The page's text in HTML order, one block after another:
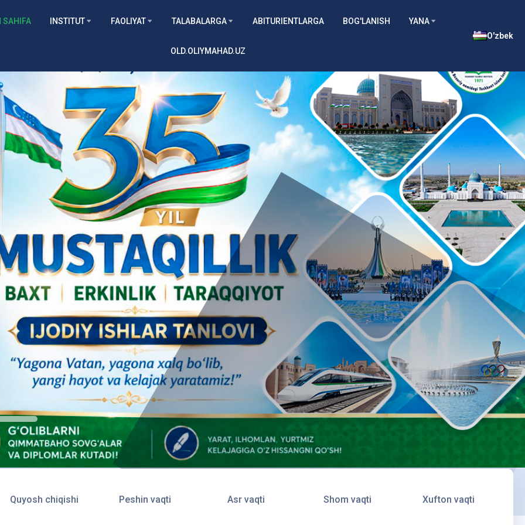
SAHIFA INSTITUT FAOLIYAT TALABALARGA ABITURIENTLARGA BOG'LANISH YANA
OLD.OLIYMAHAD.UZ
O'zbek
Quyosh chiqishi Peshin vaqti Asr vaqti Shom vaqti Xufton vaqti